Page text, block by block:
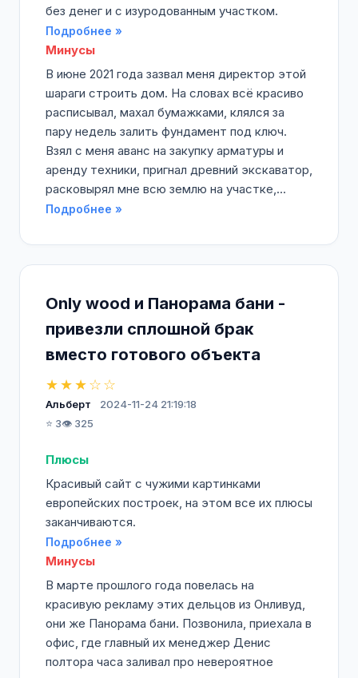
без денег и с изуродованным участком.
Подробнее »
Минусы
В июне 2021 года зазвал меня директор этой
шараги строить дом. На словах всё красиво
расписывал, махал бумажками, клялся за
пару недель залить фундамент под ключ.
Взял с меня аванс на закупку арматуры и
аренду техники, пригнал древний экскаватор,
расковырял мне всю землю на участке,...
Подробнее »
Only wood и Панорама бани -
привезли сплошной брак
вместо готового объекта
★★★☆☆
Альберт
2024-11-24 21:19:18
⭐ 3👁️ 325
Плюсы
Красивый сайт с чужими картинками
европейских построек, на этом все их плюсы
заканчиваются.
Подробнее »
Минусы
В марте прошлого года повелась на
красивую рекламу этих дельцов из Онливуд,
они же Панорама бани. Позвонила, приехала в
офис, где главный их менеджер Денис
полтора часа заливал про невероятное